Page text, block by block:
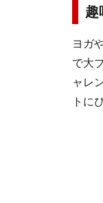
趣
ヨガ
で大
ャレ
トに